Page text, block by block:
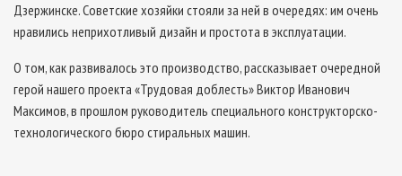
Дзержинске. Советские хозяйки стояли за ней в очередях: им очень
нравились неприхотливый дизайн и простота в эксплуатации.
О том, как развивалось это производство, рассказывает очередной
герой нашего проекта «Трудовая доблесть» Виктор Иванович
Максимов, в прошлом руководитель специального конструкторско­
технологического бюро стиральных машин.